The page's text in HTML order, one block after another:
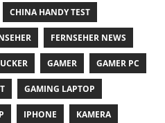
CHINA HANDY TEST
FERNSEHER NEWS
GAMER GAMER PC
GAMING LAPTOP
IPHONE KAMERA